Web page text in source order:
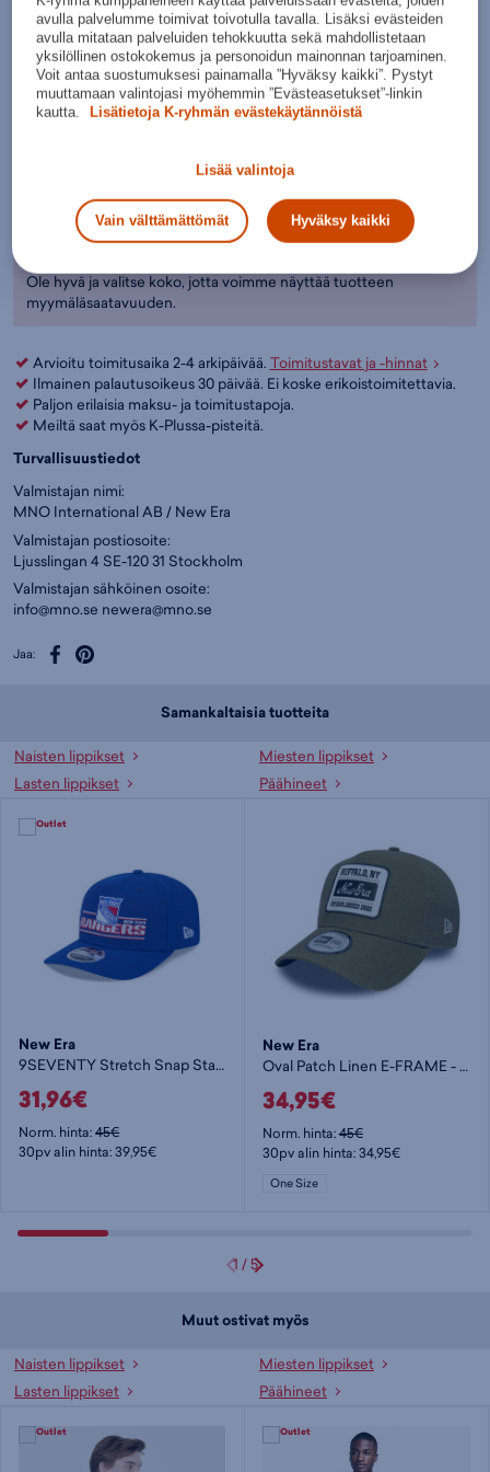
Jääkiekkovaatteet,New Era
Väri:Punainen(NER60834781)
Punaine
n
Valitse koko:
One Size
Kokotaulukko
Lisää ostoskoriin
Tarkista saatavuus ja nouda myymälästä
Verkkokauppa: Myymälät: Saatavilla
Ole hyvä ja valitse koko, jotta voimme näyttää tuotteen
myymäläsaatavuuden.
Arvioitu toimitusaika 2-4 arkipäivää. Toimitustavat ja -hinnat
Ilmainen palautusoikeus 30 päivää. Ei koske erikoistoimitettavia.
Paljon erilaisia maksu- ja toimitustapoja.
Meiltä saat myös K-Plussa-pisteitä.
Turvallisuustiedot
Valmistajan nimi:
MNO International AB / New Era
Valmistajan postiosoite:
Ljusslingan 4 SE-120 31 Stockholm
Valmistajan sähköinen osoite:
info@mno.se newera@mno.se
Jaa:
Samankaltaisia tuotteita
Naisten lippikset
Miesten lippikset
Lasten lippikset
Päähineet
New Era
9SEVENTY Stretch Snap Stated New York Rangers - lippis
31,96€
Norm. hinta:45€
30pv alin hinta: 39,95€
New Era
Oval Patch Linen E-FRAME - lippis
34,95€
Norm. hinta:45€
30pv alin hinta: 34,95€
One Size
1 /5
Muut ostivat myös
Naisten lippikset
Miesten lippikset
Lasten lippikset
Päähineet
avulla palvelumme toimivat toivotulla tavalla. Lisäksi evästeiden
avulla mitataan palveluiden tehokkuutta sekä mahdollistetaan
yksilöllinen ostokokemus ja personoidun mainonnan tarjoaminen.
Voit antaa suostumuksesi painamalla ”Hyväksy kaikki”. Pystyt
muuttamaan valintojasi myöhemmin ”Evästeasetukset”-linkin
kautta.
Lisätietoja K-ryhmän evästekäytännöistä
Lisää valintoja
Vain välttämättömät Hyväksy kaikki